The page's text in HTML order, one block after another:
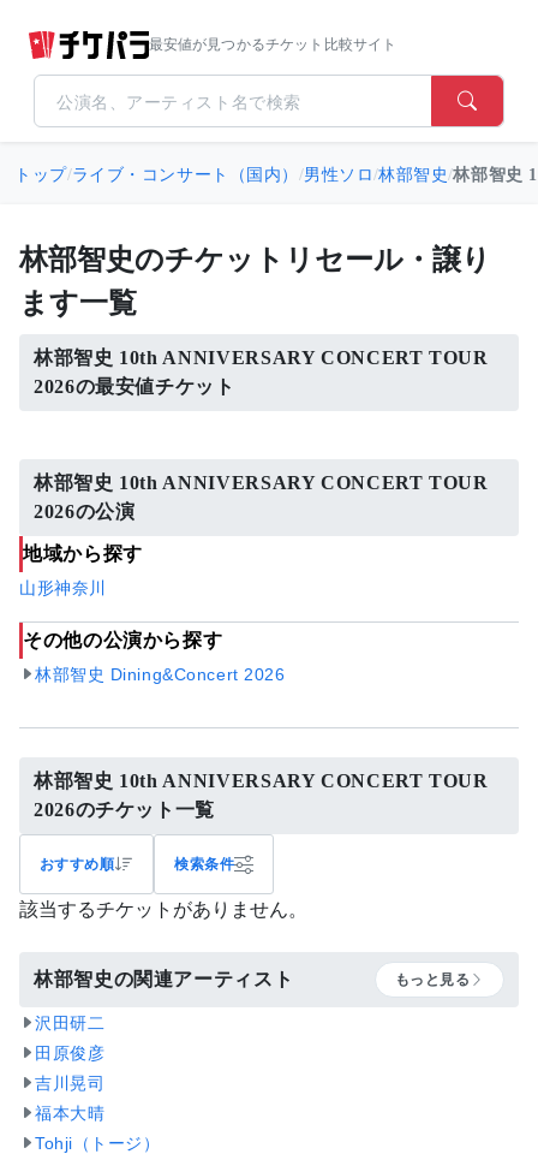
最安値が見つかるチケット比較サイト
トップ/ライブ・コンサート（国内） /男性ソロ/林部智史/林部智史
林部智史のチケットリセール・譲り
ます一覧
林部智史 10th ANNIVERSARY CONCERT TOUR
2026の最安値チケット
林部智史 10th ANNIVERSARY CONCERT TOUR
2026の公演
地域から探す
山形神奈川
その他の公演から探す
林部智史 Dining&Concert 2026
林部智史 10th ANNIVERSARY CONCERT TOUR
2026のチケット一覧
おすすめ順 検索条件
該当するチケットがありません。
林部智史の関連アーティスト もっと見る
沢田研二
田原俊彦
吉川晃司
福本大晴
Tohji（トージ）